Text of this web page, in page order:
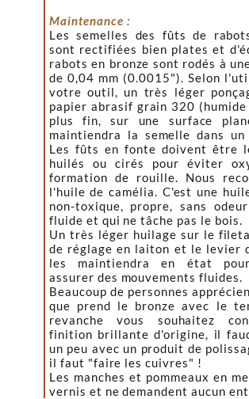
Maintenance :
Les semelles des fûts de
sont rectifiées bien plates et
rabots en bronze sont rodés à
de 0,04 mm (0.0015"). Selon
votre outil, un très léger
papier abrasif grain 320 (humide
plus fin, sur une surface
maintiendra la semelle dans
Les fûts en fonte doivent être
huilés ou cirés pour éviter
formation de rouille. Nous
l'huile de camélia. C'est une
non-toxique, propre, sans
fluide et qui ne tâche pas le bois.
Un très léger huilage sur le
de réglage en laiton et le levier
les maintiendra en état
assurer des mouvements fluides.
Beaucoup de personnes
que prend le bronze avec le
revanche vous souhaitez
finition brillante d'origine, il
un peu avec un produit de
il faut "faire les cuivres" !
Les manches et pommeaux en
vernis et ne demandent aucun